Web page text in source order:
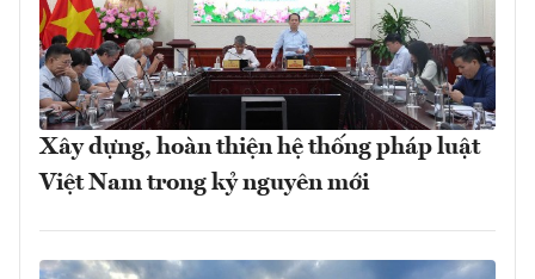
Xây dựng, hoàn thiện hệ thống pháp luật
Việt Nam trong kỷ nguyên mới